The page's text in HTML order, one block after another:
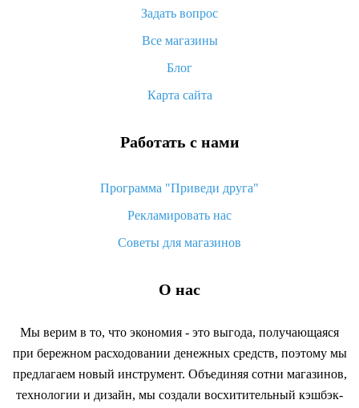
Что делать, если не пришел товар с Алиэкспресс
возврата денег
Задать вопрос
Все магазины
Блог
Карта сайта
Работать с нами
Программа "Приведи друга"
Рекламировать нас
Советы для магазинов
О нас
Мы верим в то, что экономия - это выгода, получающаяся
при бережном расходовании денежных средств, поэтому мы
предлагаем новый инструмент. Объединяя сотни магазинов,
технологии и дизайн, мы создали восхитительный кэшбэк-